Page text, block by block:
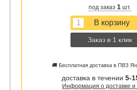
под заказ 1шт.
Заказ в 1 клик
🚚 Бесплатная доставка в ПВЗ
доставка в течении 5-
Информация о доставке и